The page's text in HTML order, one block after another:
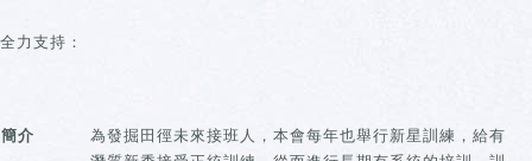
全力支持：
簡介
為發掘田徑未來接班人，本會每年也舉行新星訓練，給有